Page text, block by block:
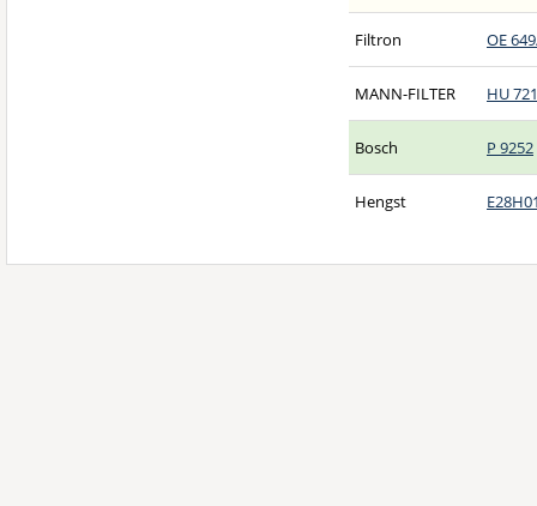
Filtron OE
MANN-FILTER HU
Bosch P 9252
Hengst